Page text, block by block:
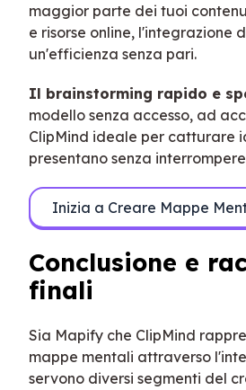
maggior parte dei tuoi
e risorse online, l'integrazione
un'efficienza senza pari.
Il brainstorming rapido e
modello senza accesso, ad
ClipMind ideale per catturare
presentano senza
Inizia a Creare Mappe
Conclusione e
finali
Sia Mapify che ClipMind
mappe mentali attraverso
servono diversi segmenti del